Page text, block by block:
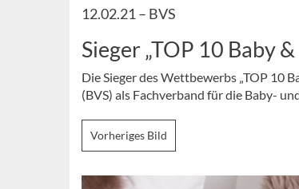
12.02.21 – BVS
Sieger „TOP 10 Baby
Die Sieger des Wettbewerbs „TOP 10
(BVS) als Fachverband für die Baby-
Vorheriges Bild